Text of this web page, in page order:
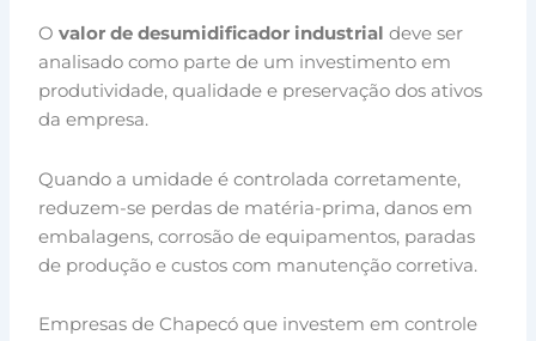
Ovalor de desumidificador industrial deve ser
analisado como parte de um investimento em
produtividade, qualidade e preservação dos ativos
da empresa.
Quando a umidade é controlada corretamente,
reduzem-se perdas de matéria-prima, danos em
embalagens, corrosão de equipamentos, paradas
de produção e custos com manutenção corretiva.
Empresas de Chapecó que investem em controle